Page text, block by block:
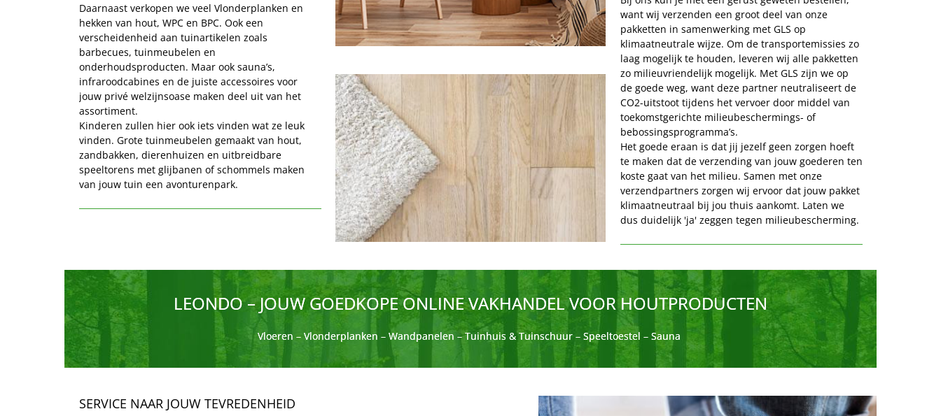
Daarnaast verkopen we veel Vlonderplanken en
hekken van hout, WPC en BPC. Ook een
verscheidenheid aan tuinartikelen zoals
barbecues, tuinmeubelen en
onderhoudsproducten. Maar ook sauna’s,
infraroodcabines en de juiste accessoires voor
jouw privé welzijnsoase maken deel uit van het
assortiment.
Kinderen zullen hier ook iets vinden wat ze leuk
vinden. Grote tuinmeubelen gemaakt van hout,
zandbakken, dierenhuizen en uitbreidbare
speeltorens met glijbanen of schommels maken
van jouw tuin een avonturenpark.
want wij verzenden een groot deel van onze
pakketten in samenwerking met GLS op
klimaatneutrale wijze. Om de transportemissies zo
laag mogelijk te houden, leveren wij alle pakketten
zo milieuvriendelijk mogelijk. Met GLS zijn we op
de goede weg, want deze partner neutraliseert de
CO2-uitstoot tijdens het vervoer door middel van
toekomstgerichte milieubeschermings- of
bebossingsprogramma’s.
Het goede eraan is dat jij jezelf geen zorgen hoeft
te maken dat de verzending van jouw goederen ten
koste gaat van het milieu. Samen met onze
verzendpartners zorgen wij ervoor dat jouw pakket
klimaatneutraal bij jou thuis aankomt. Laten we
dus duidelijk 'ja' zeggen tegen milieubescherming.
LEONDO – JOUW GOEDKOPE ONLINE VAKHANDEL VOOR HOUTPRODUCTEN
Vloeren – Vlonderplanken – Wandpanelen – Tuinhuis & Tuinschuur – Speeltoestel – Sauna
SERVICE NAAR JOUW TEVREDENHEID